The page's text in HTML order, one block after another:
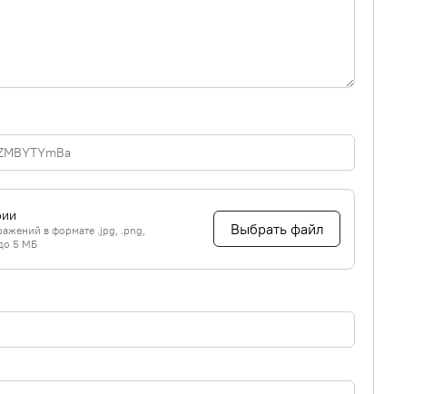
в формате .jpg, .png,
5 МБ
Выбрать файл